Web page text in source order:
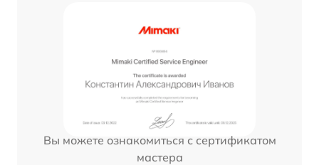
Вы можете ознакомиться с сертификатом
мастера